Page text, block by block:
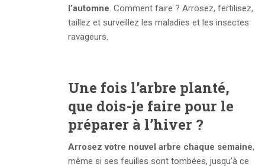
l’automne. Comment faire ? Arrosez, fertilisez,
taillez et surveillez les maladies et les insectes
ravageurs.
Une fois l’arbre planté,
que dois-je faire pour le
préparer à l’hiver ?
Arrosez votre nouvel arbre chaque semaine,
même si ses feuilles sont tombées, jusqu’à ce